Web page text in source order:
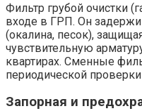
Фильтр грубой очистки
входе в ГРП. Он
(окалина, песок),
чувствительную
квартирах. Сменные
периодической
Запорная и